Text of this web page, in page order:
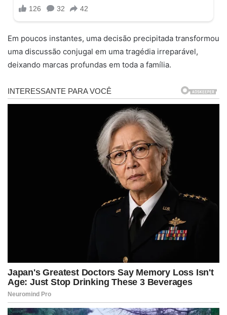
Em poucos instantes, uma decisão precipitada transformou
uma discussão conjugal em uma tragédia irreparável,
deixando marcas profundas em toda a família.